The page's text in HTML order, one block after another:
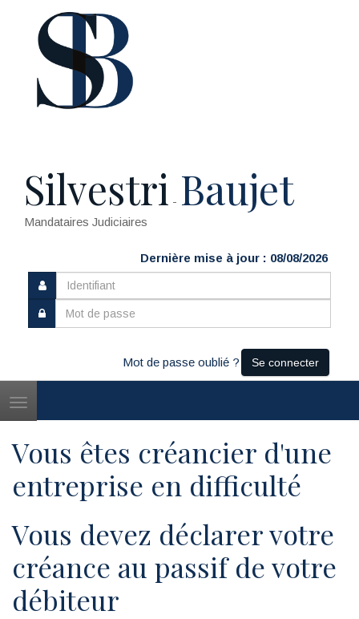
Silvestri - Baujet
Mandataires Judiciaires
Dernière mise à jour : 08/08/2026
Mot de passe oublié ? Se connecter
Toggle
Vous êtes créancier d'une
entreprise en difficulté
Vous devez déclarer votre
créance au passif de votre
débiteur